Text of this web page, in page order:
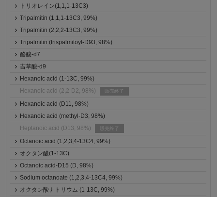
トリオレイン(1,1,1-13C3)
Tripalmitin (1,1,1-13C3, 99%)
Tripalmitin (2,2,2-13C3, 99%)
Tripalmitin (trispalmitoyl-D93, 98%)
酪酸-d7
吉草酸-d9
Hexanoic acid (1-13C, 99%)
Hexanoic acid (2,2-D2, 98%)
販売終了
Hexanoic acid (D11, 98%)
Hexanoic acid (methyl-D3, 98%)
Heptanoic acid (D13, 98%)
販売終了
Octanoic acid (1,2,3,4-13C4, 99%)
オクタン酸(1-13C)
Octanoic acid-D15 (D, 98%)
Sodium octanoate (1,2,3,4-13C4, 99%)
オクタン酸ナトリウム (1-13C, 99%)